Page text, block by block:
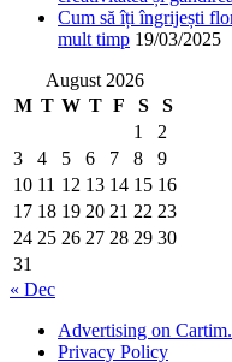
Cum să îți îngrijești
mult timp 19/03/2025
August 2026
M T W T F S
S
1
2
3
4 5 6 7 8
9
10 11 12 13 14 15 16
17 18 19 20 21 22 23
24 25 26 27 28 29 30
31
« Dec
Advertising on
Privacy Policy